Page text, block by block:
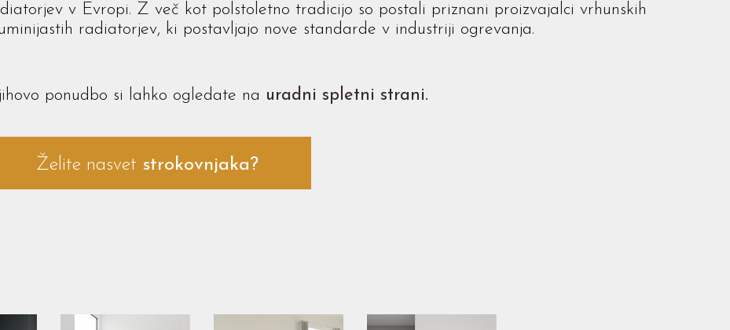
v Evropi. Z več kot polstoletno tradicijo so postali priznani proizvajalci vrhunskih
radiatorjev, ki postavljajo nove standarde v industriji ogrevanja.
ponudbo si lahko ogledate na uradni spletni strani.
Želite nasvet strokovnjaka?